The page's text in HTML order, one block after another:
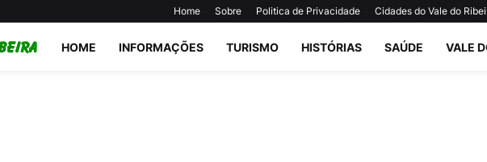
Home Sobre Politica de Privacidade Cidades do Vale do
HOME INFORMAÇÕES TURISMO HISTÓRIAS SAÚDE VALE